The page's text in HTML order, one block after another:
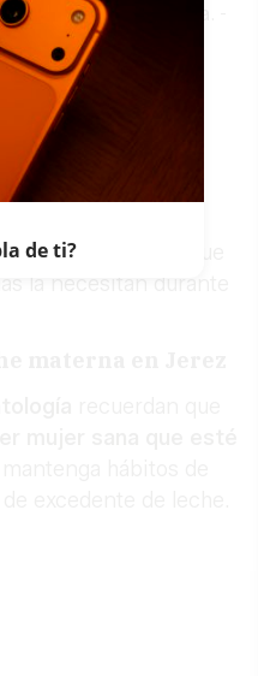
materna de la provincia.
es reforzar las
de un
para la salud, el
los bebés más
donada se utiliza
y permite que llegue
la necesitan durante
de ti?